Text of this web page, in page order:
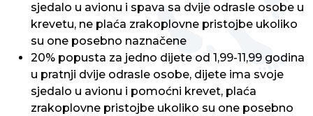
sjedalo u avionu i spava sa dvije odrasle osobe u
krevetu, ne plaća zrakoplovne pristojbe ukoliko
su one posebno naznačene
20% popusta za jedno dijete od 1,99-11,99 godina
u pratnji dvije odrasle osobe, dijete ima svoje
sjedalo u avionu i pomoćni krevet, plaća
zrakoplovne pristojbe ukoliko su one posebno